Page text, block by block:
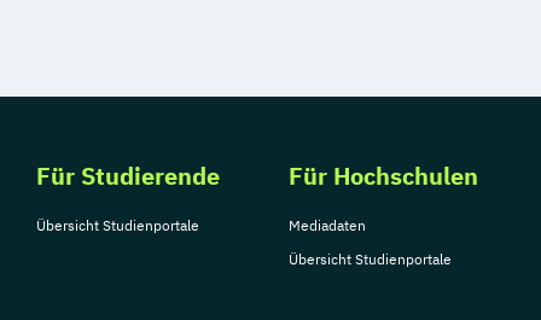
Für Studierende
Übersicht Studienportale
Für Hochschulen
Mediadaten
Übersicht Studienportale